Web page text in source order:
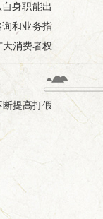
身职能出
和业务指
消费者权
提高打假